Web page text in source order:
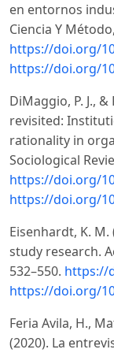
en entornos
Ciencia Y
https://doi.org/
https://doi.org/
DiMaggio, P. J.,
revisited:
rationality in
Sociological
https://doi.org/
https://doi.org/
Eisenhardt, K.
study research.
532–550. https://
https://doi.org/
Feria Avila, H.,
(2020). La